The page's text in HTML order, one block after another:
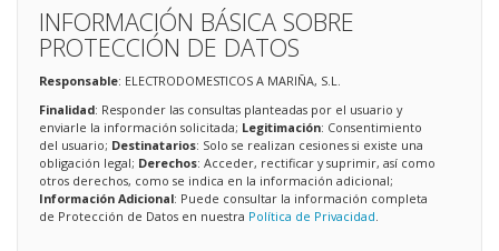
INFORMACIÓN BÁSICA SOBRE
PROTECCIÓN DE DATOS
Responsable: ELECTRODOMESTICOS A MARIÑA, S.L.
Finalidad: Responder las consultas planteadas por el usuario y
enviarle la información solicitada; Legitimación: Consentimiento
del usuario; Destinatarios: Solo se realizan cesiones si existe una
obligación legal; Derechos: Acceder, rectificar y suprimir, así como
otros derechos, como se indica en la información adicional;
Información Adicional: Puede consultar la información completa
de Protección de Datos en nuestra Política de Privacidad.